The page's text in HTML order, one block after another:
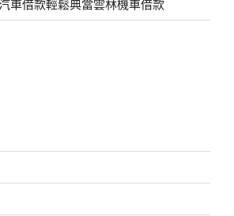
車借款輕鬆典當雲林機車借款